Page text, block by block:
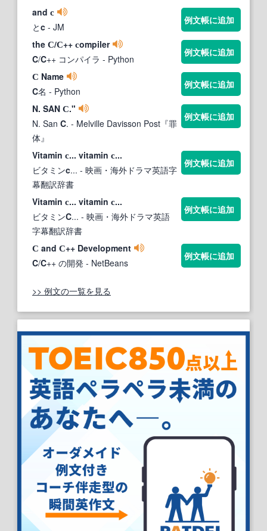
and c
とc - JM
例文帳に追加
the C/C++ compiler
C/C++ コンパイラ - Python
例文帳に追加
C Name
C名 - Python
例文帳に追加
N. SAN C."
N. San C. - Melville Davisson Post『罪
体』
例文帳に追加
Vitamin c... vitamin c...
ビタミンc... - 映画・海外ドラマ英語字
幕翻訳辞書
例文帳に追加
Vitamin c... vitamin c...
ビタミンC... - 映画・海外ドラマ英語
字幕翻訳辞書
例文帳に追加
C and C++ Development
C/C++ の開発 - NetBeans
例文帳に追加
>> 例文の一覧を見る